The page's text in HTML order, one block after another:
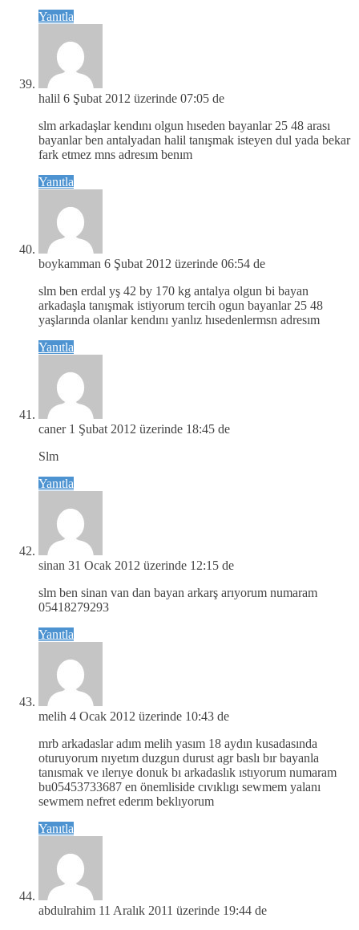
Yanıtla
halil 6 Şubat 2012 üzerinde 07:05 de
slm arkadaşlar kendını olgun hıseden bayanlar 25 48 arası
bayanlar ben antalyadan halil tanışmak isteyen dul yada bekar
fark etmez mns adresım benım
Yanıtla
boykamman 6 Şubat 2012 üzerinde 06:54 de
slm ben erdal yş 42 by 170 kg antalya olgun bi bayan
arkadaşla tanışmak istiyorum tercih ogun bayanlar 25 48
yaşlarında olanlar kendını yanlız hısedenlermsn adresım
Yanıtla
caner 1 Şubat 2012 üzerinde 18:45 de
Slm
Yanıtla
sinan 31 Ocak 2012 üzerinde 12:15 de
slm ben sinan van dan bayan arkarş arıyorum numaram
05418279293
Yanıtla
melih 4 Ocak 2012 üzerinde 10:43 de
mrb arkadaslar adım melih yasım 18 aydın kusadasında
oturuyorum nıyetım duzgun durust agr baslı bır bayanla
tanısmak ve ılerıye donuk bı arkadaslık ıstıyorum numaram
bu05453733687 en önemliside cıvıklıgı sewmem yalanı
sewmem nefret ederım beklıyorum
Yanıtla
abdulrahim 11 Aralık 2011 üzerinde 19:44 de